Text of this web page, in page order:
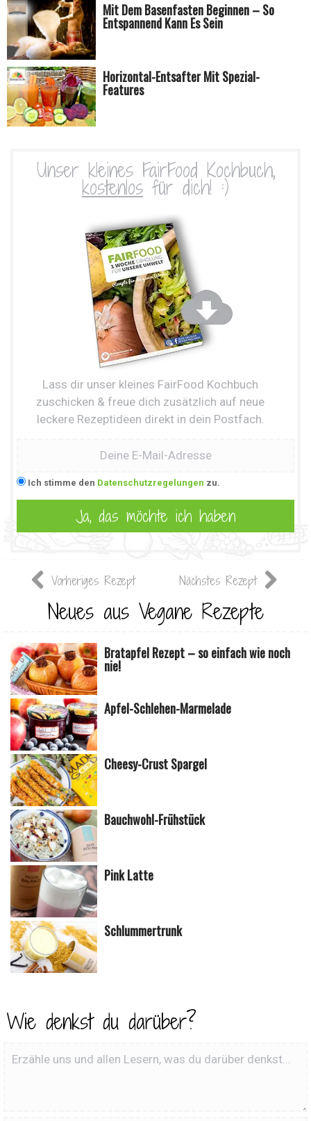
Mit Dem Basenfasten Beginnen – So
Entspannend Kann Es Sein
Horizontal-Entsafter Mit Spezial-
Features
Unser kleines FairFood Kochbuch,
kostenlos für dich! :)
Lass dir unser kleines FairFood Kochbuch
zuschicken & freue dich zusätzlich auf neue
leckere Rezeptideen direkt in dein Postfach.
Ich stimme den Datenschutzregelungen zu.
Vorheriges Rezept Nächstes Rezept
Neues aus Vegane Rezepte
Bratapfel Rezept – so einfach wie noch
nie!
Apfel-Schlehen-Marmelade
Cheesy-Crust Spargel
Bauchwohl-Frühstück
Pink Latte
Schlummertrunk
Wie denkst du darüber?